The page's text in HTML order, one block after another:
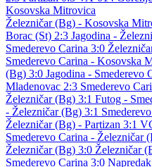
Kosovska Mitrovica
Železničar (Bg) - Kosovska
Borac (St) 2:3 Jagodina -
Smederevo Carina 3:0
Smederevo Carina - Kosovska
(Bg) 3:0 Jagodina - Smederevo
Mladenovac 2:3 Smederevo
Železničar (Bg) 3:1 Futog -
- Železničar (Bg) 3:1
Železničar (Bg) - Partizan 3:1
Smederevo Carina - Železničar
Železničar (Bg) 3:0 Železničar
Smederevo Carina 3:0